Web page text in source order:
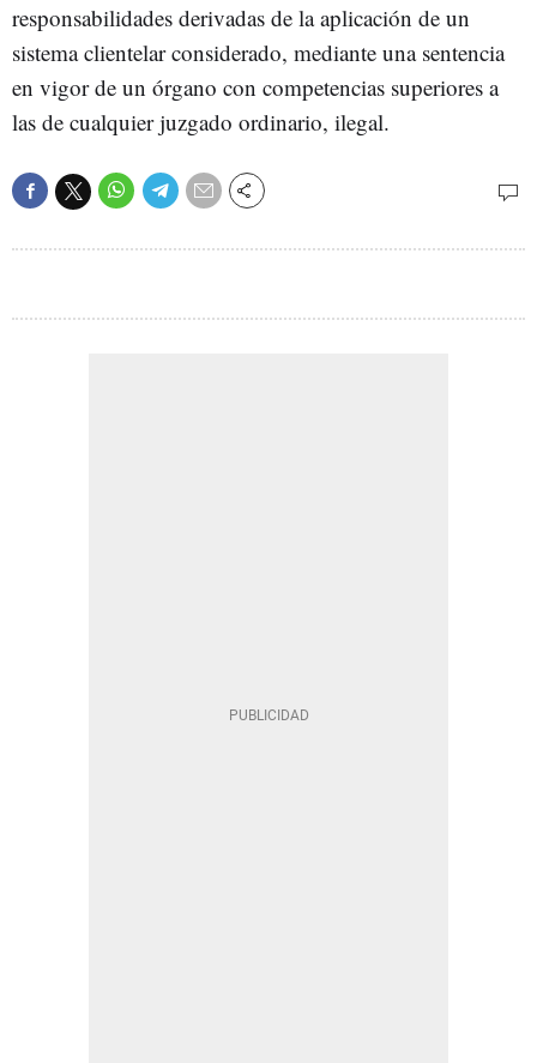
responsabilidades derivadas de la aplicación de un
sistema clientelar considerado, mediante una sentencia
en vigor de un órgano con competencias superiores a
las de cualquier juzgado ordinario, ilegal.